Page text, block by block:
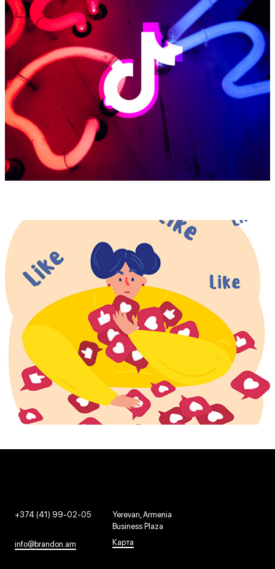
+374 (41) 99-02-05
info@brandon.am
Yerevan, Armenia
Business Plaza
Карта